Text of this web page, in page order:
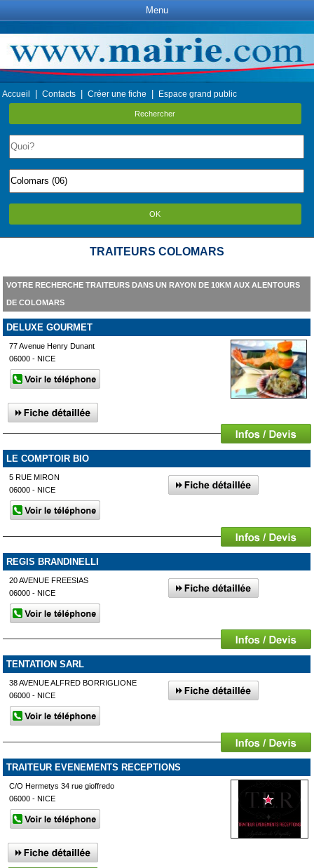
Menu
Accueil Contacts Créer une fiche Espace grand public
Rechercher
OK
TRAITEURS COLOMARS
VOTRE RECHERCHE TRAITEURS DANS UN RAYON DE 10KM AUX ALENTOURS
DE COLOMARS
DELUXE GOURMET
77 Avenue Henry Dunant
06000 - NICE
LE COMPTOIR BIO
5 RUE MIRON
06000 - NICE
REGIS BRANDINELLI
20 AVENUE FREESIAS
06000 - NICE
TENTATION SARL
38 AVENUE ALFRED BORRIGLIONE
06000 - NICE
TRAITEUR EVENEMENTS RECEPTIONS
C/O Hermetys 34 rue gioffredo
06000 - NICE